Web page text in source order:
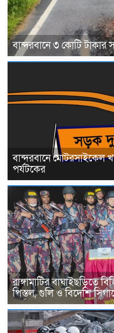
বান্দরবানে ৩ কোটি টাকার
বান্দরবানে মোটরসাইকেল
পর্যটকের
রাঙ্গামাটির বাঘাইছড়িতে
পিস্তল, গুলি ও বিদেশি